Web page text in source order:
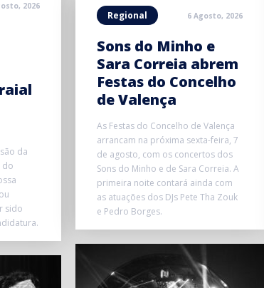
2026
da
do
sido
Regional 6 Agosto, 2026
Sons do Minho e
Sara Correia abrem
Festas do Concelho
de Valença
As Festas do Concelho de Valença
arrancam na próxima sexta-feira, 7
de agosto, com os concertos dos
Sons do Minho e de Sara Correia. A
primeira noite contará ainda com
as atuações dos DJs Pete Tha Zouk
e Pedro Borges.